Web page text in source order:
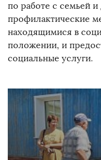
по работе с семьей
профилактические
находящимися в
положении, и
социальные услуги.